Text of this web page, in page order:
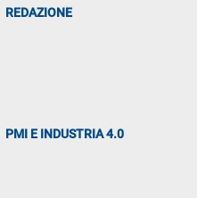
REDAZIONE
PMI E INDUSTRIA 4.0